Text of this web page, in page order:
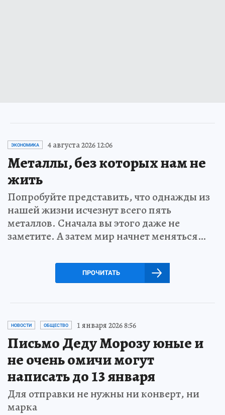
ЭКОНОМИКА 4 августа 2026 12:06
Металлы, без которых нам не
жить
Попробуйте представить, что однажды из
нашей жизни исчезнут всего пять
металлов. Сначала вы этого даже не
заметите. А затем мир начнет меняться…
ПРОЧИТАТЬ
НОВОСТИ ОБЩЕСТВО 1 января 2026 8:56
Письмо Деду Морозу юные и
не очень омичи могут
написать до 13 января
Для отправки не нужны ни конверт, ни
марка